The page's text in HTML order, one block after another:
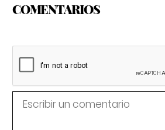
COMENTARIOS